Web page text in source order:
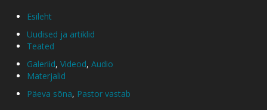
Esileht
Uudised ja artiklid
Teated
Galeriid, Videod, Audio
Materjalid
Päeva sõna, Pastor vastab